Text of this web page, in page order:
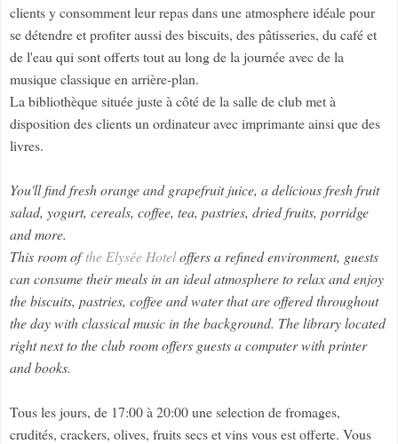
clients y consomment leur repas dans une atmosphere idéale pour
se détendre et profiter aussi des biscuits, des pâtisseries, du café et
de l'eau qui sont offerts tout au long de la journée avec de la
musique classique en arrière-plan.
La bibliothèque située juste à côté de la salle de club met à
disposition des clients un ordinateur avec imprimante ainsi que des
livres.
You'll find fresh orange and grapefruit juice, a delicious fresh fruit
salad, yogurt, cereals, coffee, tea, pastries, dried fruits, porridge
and more.
This room ofthe Elysée Hoteloffers a refined environment, guests
can consume their meals in an ideal atmosphere to relax and enjoy
the biscuits, pastries, coffee and water that are offered throughout
the day with classical music in the background. The library located
right next to the club room offers guests a computer with printer
and books.
Tous les jours, de 17:00 à 20:00 une selection de fromages,
crudités, crackers, olives, fruits secs et vins vous est offerte. Vous